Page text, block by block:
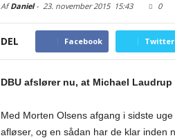
AfDaniel- 23. november 201515:43 0
DEL Facebook Twitter
DBU afslører nu, at Michael
Med Morten Olsens afgang i sidste
afløser, og en sådan har de klar inden